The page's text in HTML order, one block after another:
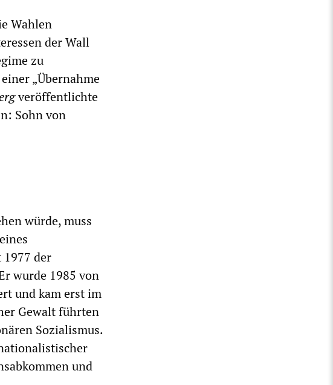
Wahlen
der Wall
zu
„Übernahme
veröffentlichte
Sohn von
würde, muss
1977 der
wurde 1985 von
und kam erst im
Gewalt führten
Sozialismus.
und